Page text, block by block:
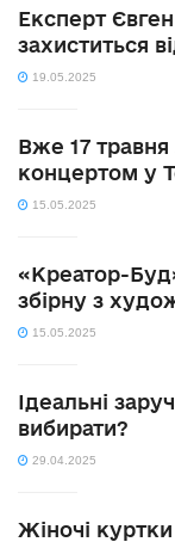
Експерт
захиститься
19.05.2025
Вже 17 травня
концертом у
15.05.2025
«Креатор-
збірну з
15.05.2025
Ідеальні
вибирати?
29.04.2025
Жіночі